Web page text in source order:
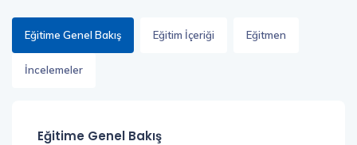
Eğitime Genel Bakış Eğitim İçeriği Eğitmen
İncelemeler
Eğitime Genel Bakış